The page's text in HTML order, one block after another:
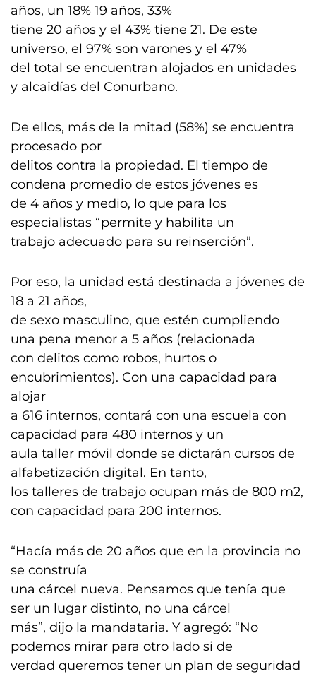
años, un 18% 19 años, 33%
tiene 20 años y el 43% tiene 21. De este
universo, el 97% son varones y el 47%
del total se encuentran alojados en unidades
y alcaidías del Conurbano.
De ellos, más de la mitad (58%) se encuentra
procesado por
delitos contra la propiedad. El tiempo de
condena promedio de estos jóvenes es
de 4 años y medio, lo que para los
especialistas “permite y habilita un
trabajo adecuado para su reinserción”.
Por eso, la unidad está destinada a jóvenes de
18 a 21 años,
de sexo masculino, que estén cumpliendo
una pena menor a 5 años (relacionada
con delitos como robos, hurtos o
encubrimientos). Con una capacidad para
alojar
a 616 internos, contará con una escuela con
capacidad para 480 internos y un
aula taller móvil donde se dictarán cursos de
alfabetización digital. En tanto,
los talleres de trabajo ocupan más de 800 m2,
con capacidad para 200 internos.
“Hacía más de 20 años que en la provincia no
se construía
una cárcel nueva. Pensamos que tenía que
ser un lugar distinto, no una cárcel
más”, dijo la mandataria. Y agregó: “No
podemos mirar para otro lado si de
verdad queremos tener un plan de seguridad